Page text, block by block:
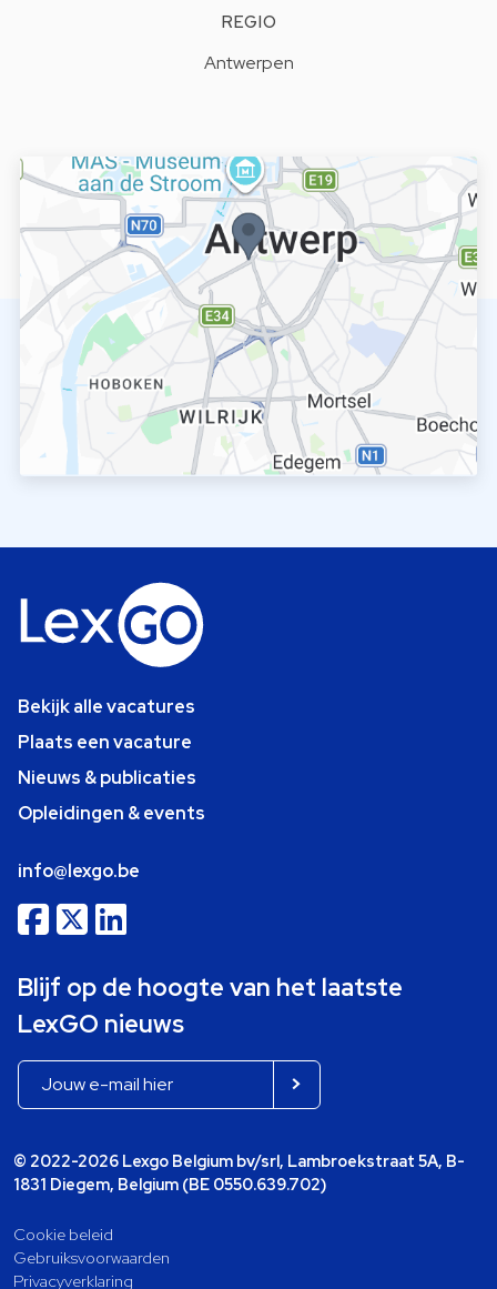
REGIO
Antwerpen
Bekijk alle vacatures
Plaats een vacature
Nieuws & publicaties
Opleidingen & events
info@lexgo.be
Blijf op de hoogte van het laatste
LexGO nieuws
© 2022-2026 Lexgo Belgium bv/srl, Lambroekstraat 5A, B-
1831 Diegem, Belgium (BE 0550.639.702)
Cookie beleid
Gebruiksvoorwaarden
Privacyverklaring